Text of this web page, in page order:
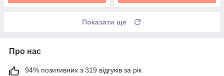
Показати ще
Про нас
94% позитивних з 319 відгуків за рік